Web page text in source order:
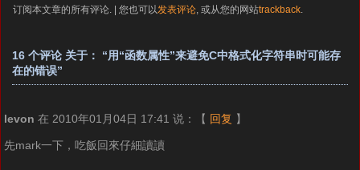
订阅本文章的所有评论. | 您也可以 发表评论 , 或从您的网站trackback
16 个评论 关于： “用“函数属性”来避免C中格式化字符串时可能存
在的错误”
levon 在 2010年01月04日 17:41 说： 【 回复 】
先mark一下，吃飯回來仔細讀讀